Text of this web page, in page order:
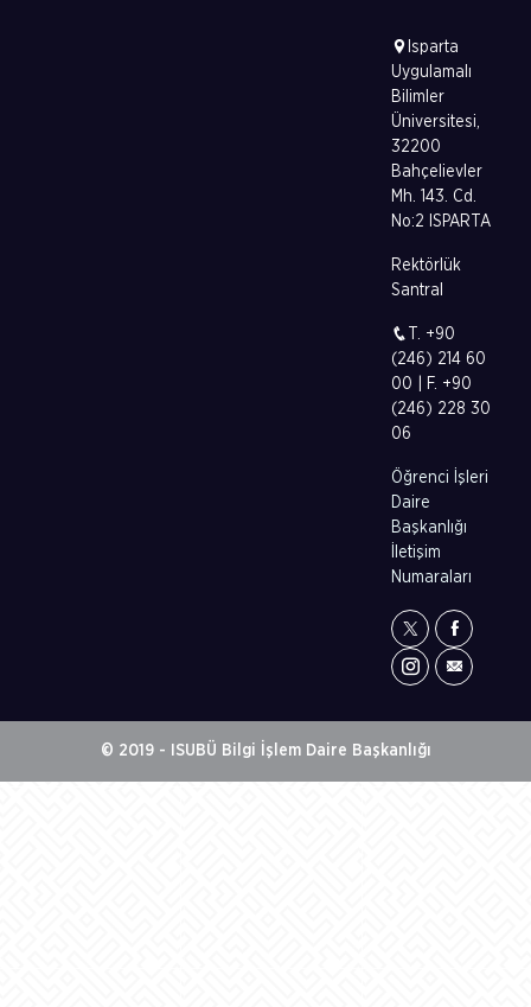
Isparta
Uygulamalı
Bilimler
Üniversitesi,
32200
Bahçelievler
Mh. 143. Cd.
No:2 ISPARTA
Rektörlük
Santral
T. +90
(246) 214 60
00 | F. +90
(246) 228 30
06
Öğrenci İşleri
Daire
Başkanlığı
İletişim
Numaraları
© 2019 - ISUBÜ Bilgi İşlem Daire Başkanlığı